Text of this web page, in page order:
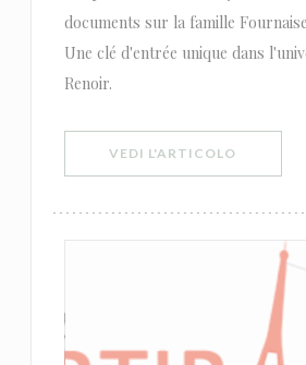
documents sur la famille
Une clé d'entrée unique dans
Renoir.
VEDI L'ARTICOLO